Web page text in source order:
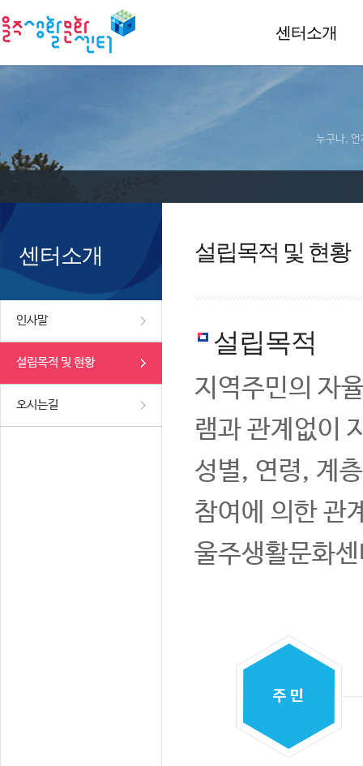
센터소개
누구나, 언
센터소개
인사말
설립목적 및 현황
오시는길
설립목적 및 현황
설립목적
지역주민의 자
램과 관계없이
성별, 연령, 계
참여에 의한 관
울주생활문화